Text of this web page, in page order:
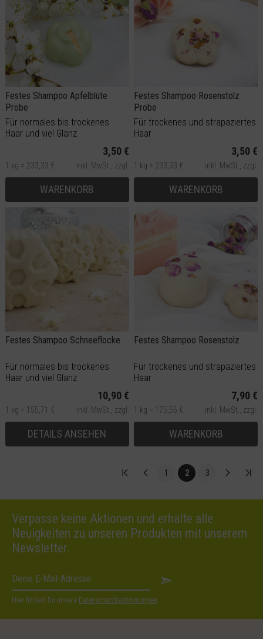
Festes Shampoo Apfelblüte
Probe
Für normales bis trockenes
Haar und viel Glanz
3,50 €
1 kg = 233,33 € inkl. MwSt., zzgl.
Versand
WARENKORB
Festes Shampoo Rosenstolz
Probe
Für trockenes und strapaziertes
Haar
3,50 €
1 kg = 233,33 € inkl. MwSt., zzgl.
Versand
WARENKORB
Festes Shampoo Schneeflocke
Für normales bis trockenes
Haar und viel Glanz
10,90 €
1 kg = 155,71 € inkl. MwSt., zzgl.
Versand
DETAILS ANSEHEN
Festes Shampoo Rosenstolz
Für trockenes und strapaziertes
Haar
7,90 €
1 kg = 175,56 € inkl. MwSt., zzgl.
Versand
WARENKORB
1 2 3
Verpasse keine Aktionen und erhalte alle
Neuigkeiten zu unseren Produkten mit unserem
Newsletter.
Hier findest Du unsere Datenschutzbestimmungen.